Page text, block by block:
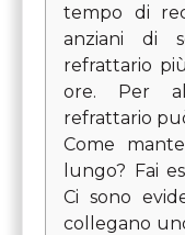
tempo di
anziani di
refrattario
ore. Per
refrattario
Come
lungo? Fai
Ci sono
collegano